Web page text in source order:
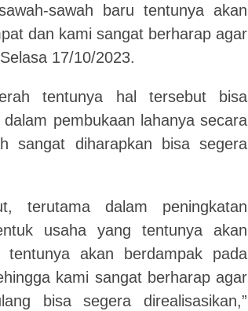
sawah baru tentunya akan
dan kami sangat berharap agar
17/10/2023.
tentunya hal tersebut bisa
pembukaan lahanya secara
sangat diharapkan bisa segera
terutama dalam peningkatan
usaha yang tentunya akan
tentunya akan berdampak pada
kami sangat berharap agar
bisa segera direalisasikan,”